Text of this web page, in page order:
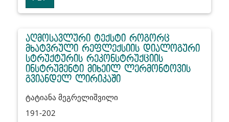
აღმოსავლური ტექსტი როგორც
მხატვრული რეფლექსიის დიალოგური
სტრუქტურის რეკონსტრუქციის
ინსტრუმენტი მიხეილ ლერმონტოვის
გვიანდელ ლირიკაში
ტატიანა მეგრელიშვილი
191-202